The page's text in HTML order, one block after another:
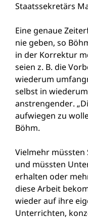
Staatssekretärs
Eine genaue
nie geben, so
in der Korrektur
seien z. B. die
wiederum
selbst in
anstrengender.
aufwiegen zu
Böhm.
Vielmehr
und müssten
erhalten oder
diese Arbeit
wieder auf ihre
Unterrichten,